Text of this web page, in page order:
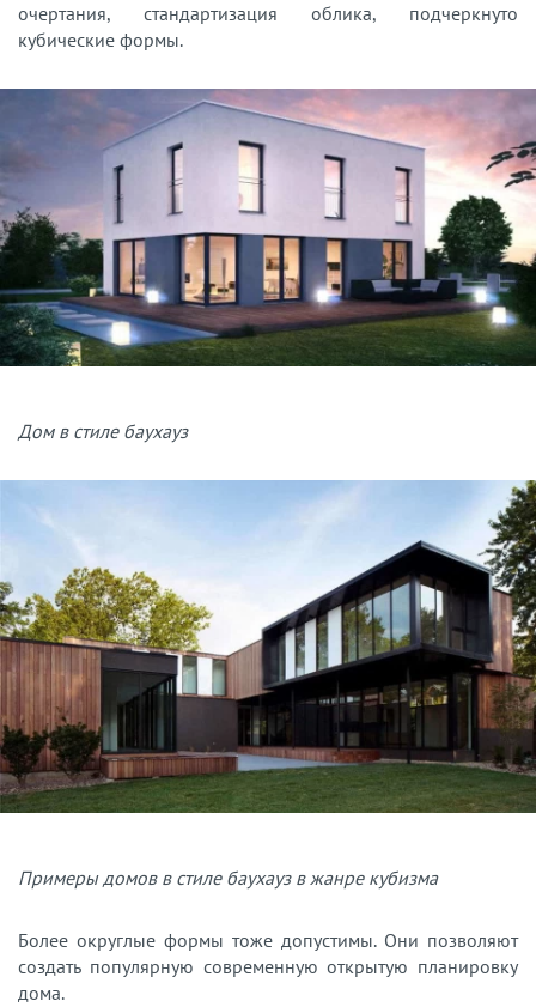
очертания, стандартизация облика, подчеркнуто
кубические формы.
Дом в стиле баухауз
Примеры домов в стиле баухауз в жанре кубизма
Более округлые формы тоже допустимы. Они позволяют
создать популярную современную открытую планировку
дома.